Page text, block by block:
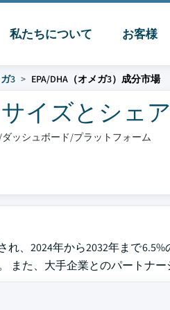
私たちについて お客様
3 EPA/DHA（オメガ3）成分市場
イズとシェア
ッシュボード/プラットフォーム
、2024年から2032年まで
た、大手企業とのパートナー